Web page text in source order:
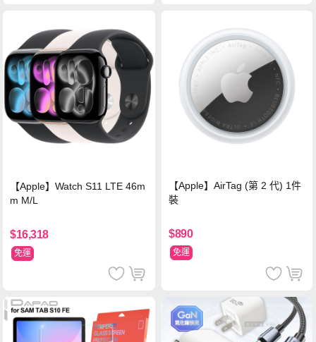
【Apple】Watch S11 LTE 46m
m M/L
$16,318
免運
【Apple】AirTag (第 2 代) 1件
裝
$890
免運